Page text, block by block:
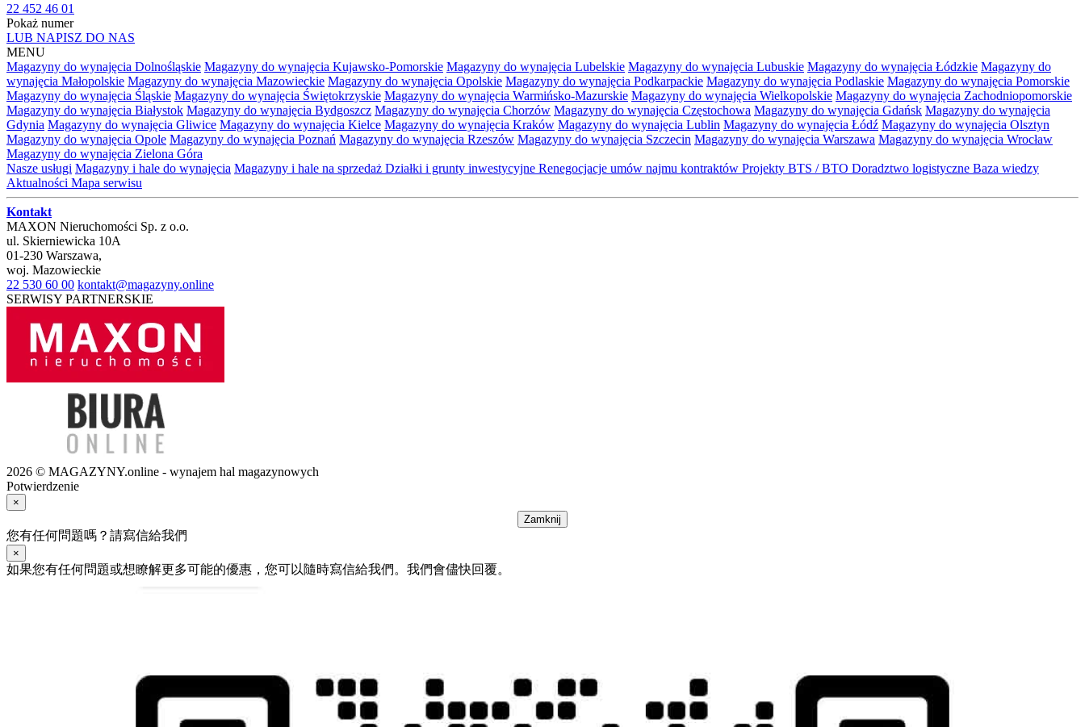
22 452 46 01
Pokaż numer
LUB NAPISZ DO NAS
MENU
Magazyny do wynajęcia Dolnośląskie Magazyny do wynajęcia Kujawsko-Pomorskie Magazyny do wynajęcia Lubelskie Magazyny do wynajęcia Lubuskie Magazyny do wynajęcia Łódzkie Magazyny do
wynajęcia Małopolskie Magazyny do wynajęcia Mazowieckie Magazyny do wynajęcia Opolskie Magazyny do wynajęcia Podkarpackie Magazyny do wynajęcia Podlaskie Magazyny do wynajęcia Pomorskie
Magazyny do wynajęcia Śląskie Magazyny do wynajęcia Świętokrzyskie Magazyny do wynajęcia Warmińsko-Mazurskie Magazyny do wynajęcia Wielkopolskie Magazyny do wynajęcia Zachodniopomorskie
Magazyny do wynajęcia Białystok Magazyny do wynajęcia Bydgoszcz Magazyny do wynajęcia Chorzów Magazyny do wynajęcia Częstochowa Magazyny do wynajęcia Gdańsk Magazyny do wynajęcia
Gdynia Magazyny do wynajęcia Gliwice Magazyny do wynajęcia Kielce Magazyny do wynajęcia Kraków Magazyny do wynajęcia Lublin Magazyny do wynajęcia Łódź Magazyny do wynajęcia Olsztyn
Magazyny do wynajęcia Opole Magazyny do wynajęcia Poznań Magazyny do wynajęcia Rzeszów Magazyny do wynajęcia Szczecin Magazyny do wynajęcia Warszawa Magazyny do wynajęcia Wrocław
Magazyny do wynajęcia Zielona Góra
Nasze usługi Magazyny i hale do wynajęcia Magazyny i hale na sprzedaż Działki i grunty inwestycyjne Renegocjacje umów najmu kontraktów Projekty BTS / BTO Doradztwo logistyczne Baza wiedzy
Aktualności Mapa serwisu
Kontakt
MAXON Nieruchomości Sp. z o.o.
ul. Skierniewicka 10A
01-230 Warszawa,
woj. Mazowieckie
22 530 60 00 kontakt@magazyny.online
SERWISY PARTNERSKIE
2026 © MAGAZYNY.online - wynajem hal magazynowych
Potwierdzenie
×
Zamknij
您有任何問題嗎？請寫信給我們
×
如果您有任何問題或想瞭解更多可能的優惠，您可以隨時寫信給我們。我們會儘快回覆。